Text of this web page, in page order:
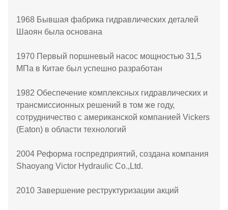
1968 Бывшая фабрика гидравлических деталей
Шаоян была основана
1970 Первый поршневый насос мощностью 31,5
МПа в Китае был успешно разработан
1982 Обеспечение комплексных гидравлических и
трансмиссионных решений в том же году,
сотрудничество с американской компанией Vickers
(Eaton) в области технологий
2004 Реформа госпредприятий, создана компания
Shaoyang Victor Hydraulic Co.,Ltd.
2010 Завершение реструктуризации акций